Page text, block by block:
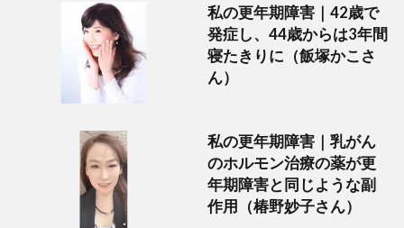
私の更年期障害｜42歳で
発症し、44歳からは3年間
寝たきりに（飯塚かこさ
ん）
私の更年期障害｜乳がん
のホルモン治療の薬が更
年期障害と同じような副
作用（椿野妙子さん）